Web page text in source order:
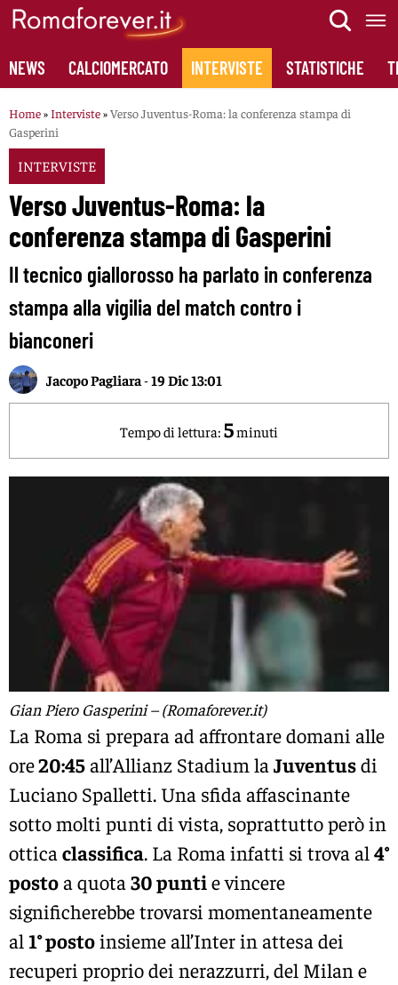
Skip
content
NEWS CALCIOMERCATO INTERVISTE STATISTICHE
Home»Interviste»Verso Juventus-Roma: la conferenza stampa di
Gasperini
INTERVISTE
Verso Juventus-Roma: la
conferenza stampa di Gasperini
Il tecnico giallorosso ha parlato in conferenza
stampa alla vigilia del match contro i
bianconeri
Jacopo Pagliara -19 Dic 13:01
Tempo di lettura: 5minuti
Gian Piero Gasperini – (Romaforever.it)
La Roma si prepara ad affrontare domani alle
ore20:45all’Allianz Stadium la Juventusdi
Luciano Spalletti. Una sfida affascinante
sotto molti punti di vista, soprattutto però in
ottica classifica. La Roma infatti si trova al 4°
postoa quota 30 puntie vincere
significherebbe trovarsi momentaneamente
al 1° postoinsieme all’Inter in attesa dei
recuperi proprio dei nerazzurri, del Milan e